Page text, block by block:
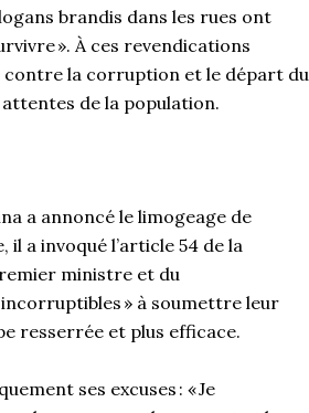
brandis dans les rues ont
». À ces revendications
contre la corruption et le départ du
de la population.
a annoncé le limogeage de
il a invoqué l’article 54 de la
ministre et du
incorruptibles » à soumettre leur
resserrée et plus efficace.
ses excuses : « Je